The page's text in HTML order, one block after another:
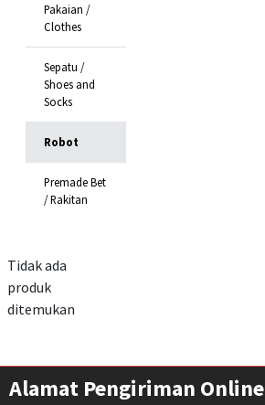
Pakaian /
Clothes
Sepatu /
Shoes and
Socks
Robot
Premade Bet
/ Rakitan
Tidak ada
produk
ditemukan
Alamat Pengiriman Online